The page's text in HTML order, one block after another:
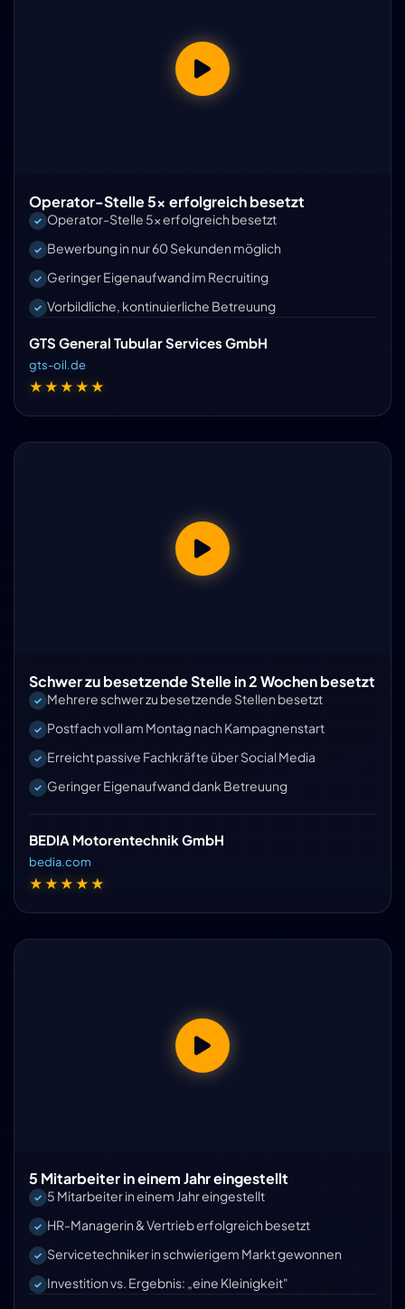
Operator-Stelle 5x erfolgreich besetzt
Operator-Stelle 5x erfolgreich besetzt
Bewerbung in nur 60 Sekunden möglich
Geringer Eigenaufwand im Recruiting
Vorbildliche, kontinuierliche Betreuung
GTS General Tubular Services GmbH
gts-oil.de
★★★★★
Schwer zu besetzende Stelle in 2 Wochen besetzt
Mehrere schwer zu besetzende Stellen besetzt
Postfach voll am Montag nach Kampagnenstart
Erreicht passive Fachkräfte über Social Media
Geringer Eigenaufwand dank Betreuung
BEDIA Motorentechnik GmbH
bedia.com
★★★★★
5 Mitarbeiter in einem Jahr eingestellt
5 Mitarbeiter in einem Jahr eingestellt
HR-Managerin & Vertrieb erfolgreich besetzt
Servicetechniker in schwierigem Markt gewonnen
Investition vs. Ergebnis: „eine Kleinigkeit"